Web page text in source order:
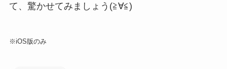
て、驚かせてみましょう(≧∀≦)
※iOS版のみ